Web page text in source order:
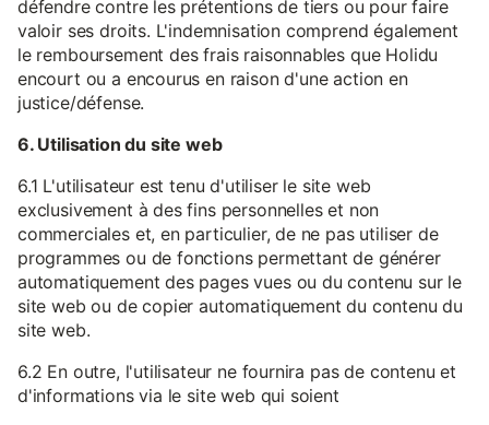
défendre contre les prétentions de tiers ou pour faire
valoir ses droits. L'indemnisation comprend également
le remboursement des frais raisonnables que Holidu
encourt ou a encourus en raison d'une action en
justice/défense.
6. Utilisation du site web
6.1 L'utilisateur est tenu d'utiliser le site web
exclusivement à des fins personnelles et non
commerciales et, en particulier, de ne pas utiliser de
programmes ou de fonctions permettant de générer
automatiquement des pages vues ou du contenu sur le
site web ou de copier automatiquement du contenu du
site web.
6.2 En outre, l'utilisateur ne fournira pas de contenu et
d'informations via le site web qui soient